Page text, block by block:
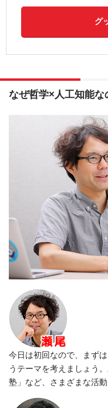
グ
なぜ哲学×人工知能な
今日は初回なので、まずは
うテーマを考えましょう
塾」など、さまざまな活動